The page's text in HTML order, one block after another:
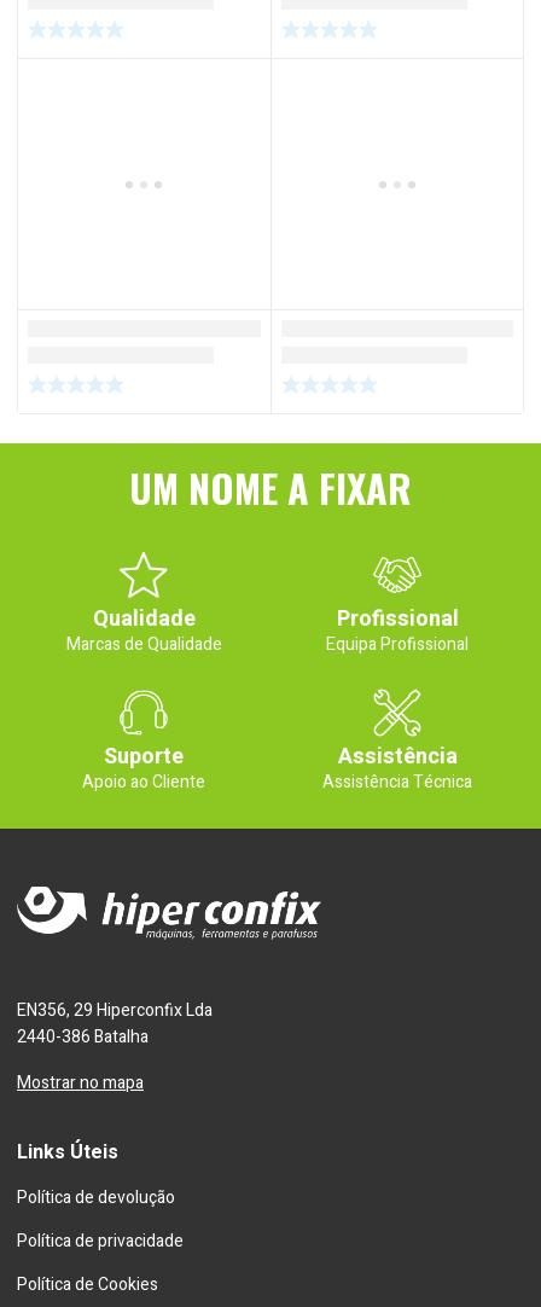
UM NOME A FIXAR
Qualidade
Marcas de Qualidade
Profissional
Equipa Profissional
Suporte
Apoio ao Cliente
Assistência
Assistência Técnica
EN356, 29 Hiperconfix Lda
2440-386 Batalha
Mostrar no mapa
Links Úteis
Política de devolução
Política de privacidade
Política de Cookies